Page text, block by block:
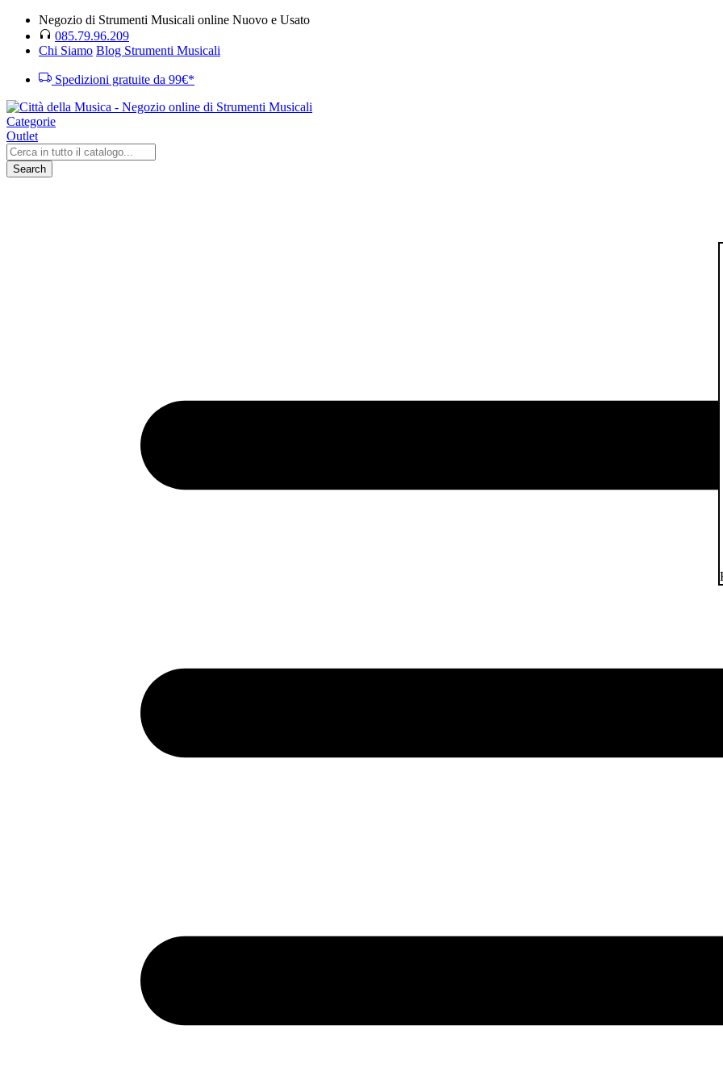
Negozio di Strumenti Musicali online Nuovo e Usato
085.79.96.209
Chi Siamo Blog Strumenti Musicali
Spedizioni gratuite da 99€*
Categorie
Outlet
Search